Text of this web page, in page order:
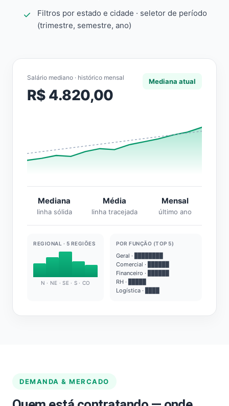
Filtros por estado e cidade · seletor de período
(trimestre, semestre, ano)
Salário mediano · histórico mensal
R$ 4.820,00
Mediana atual
Mediana
linha sólida
Média
linha tracejada
Mensal
último ano
REGIONAL · 5 REGIÕES
N · NE · SE · S · CO
POR FUNÇÃO (TOP 5)
Geral · ████████
Comercial · ██████
Financeiro · ██████
RH · █████
Logística · ████
DEMANDA & MERCADO